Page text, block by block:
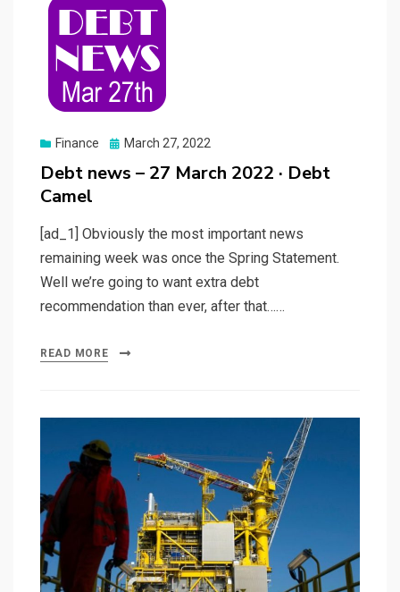
Finance
Posted
March 27, 2022
Debt news – 27 March 2022 · Debt
Camel
[ad_1] Obviously the most important news
remaining week was once the Spring Statement.
Well we’re going to want extra debt
recommendation than ever, after that……
READ MORE